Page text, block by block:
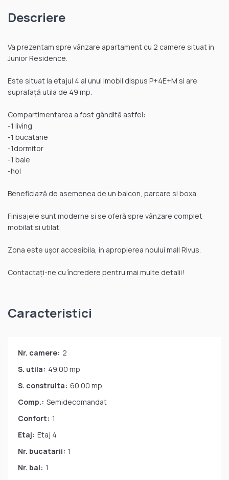
Descriere
Va prezentam spre vânzare apartament cu 2 camere situat in
Junior Residence.
Este situat la etajul 4 al unui imobil dispus P+4E+M si are
suprafață utila de 49 mp.
Compartimentarea a fost gândită astfel:
-1 living
-1 bucatarie
-1dormitor
-1 baie
-hol
Beneficiază de asemenea de un balcon, parcare si boxa.
Finisajele sunt moderne si se oferă spre vânzare complet
mobilat si utilat.
Zona este ușor accesibila, in apropierea noului mall Rivus.
Contactați-ne cu încredere pentru mai multe detalii!
Caracteristici
Nr. camere: 2
S. utila: 49.00 mp
S. construita: 60.00 mp
Comp.: Semidecomandat
Confort: 1
Etaj: Etaj 4
Nr. bucatarii: 1
Nr. bai: 1